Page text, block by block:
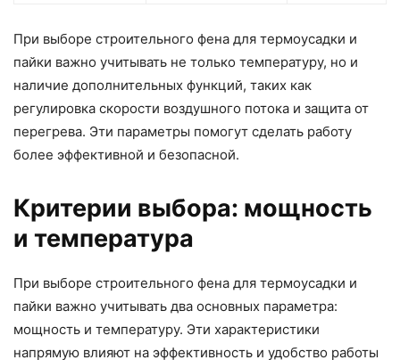
При выборе строительного фена для термоусадки и
пайки важно учитывать не только температуру, но и
наличие дополнительных функций, таких как
регулировка скорости воздушного потока и защита от
перегрева. Эти параметры помогут сделать работу
более эффективной и безопасной.
Критерии выбора: мощность
и температура
При выборе строительного фена для термоусадки и
пайки важно учитывать два основных параметра:
мощность и температуру. Эти характеристики
напрямую влияют на эффективность и удобство работы